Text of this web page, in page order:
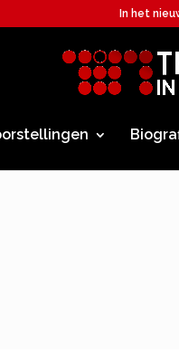
In het